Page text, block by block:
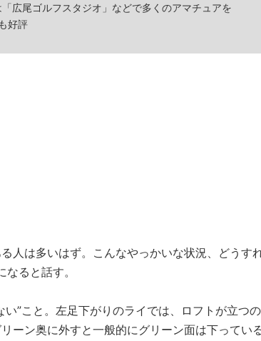
広尾ゴルフスタジオ」などで多くのアマチュアを
好評
人は多いはず。こんなやっかいな状況、どうす
ると話す。
い”こと。左足下がりのライでは、ロフトが立つの
ーン奥に外すと一般的にグリーン面は下ってい